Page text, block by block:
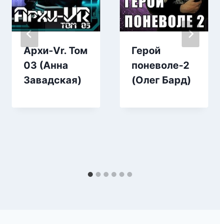
Архи-Vr. Том
03 (Анна
Завадская)
Герой
поневоле-2
(Олег Бард)